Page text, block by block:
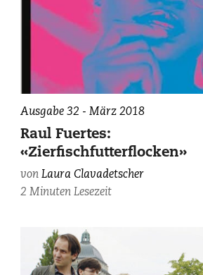
Ausgabe 32 - März 2018
Raul Fuertes:
«Zierfischfutterflocken»
vonLaura Clavadetscher
2 Minuten Lesezeit